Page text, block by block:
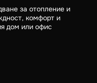
за отопление и
комфорт и
дом или офис